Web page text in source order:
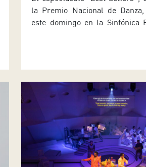
la Premio Nacional de
este domingo en la Sinfónica
Ballet. El recientemente
baile estrena pieza con ocho
Matthew […]